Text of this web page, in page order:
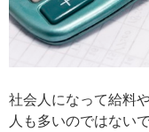
社会人になって給料
人も多いのではない